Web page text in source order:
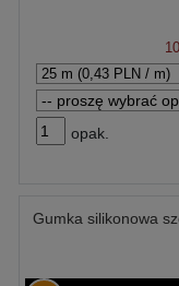
opak.
Gumka silikonowa